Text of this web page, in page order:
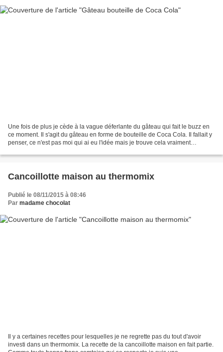
Une fois de plus je cède à la vague déferlante du gâteau qui fait le buzz en
ce moment. Il s'agit du gâteau en forme de bouteille de Coca Cola. Il fallait y
penser, ce n'est pas moi qui ai eu l'idée mais je trouve cela vraiment
Cancoillotte maison au thermomix
Publié le 08/11/2015 à 08:46
Par madame chocolat
Il y a certaines recettes pour lesquelles je ne regrette pas du tout d'avoir
investi dans un thermomix. La recette de la cancoillotte maison en fait partie.